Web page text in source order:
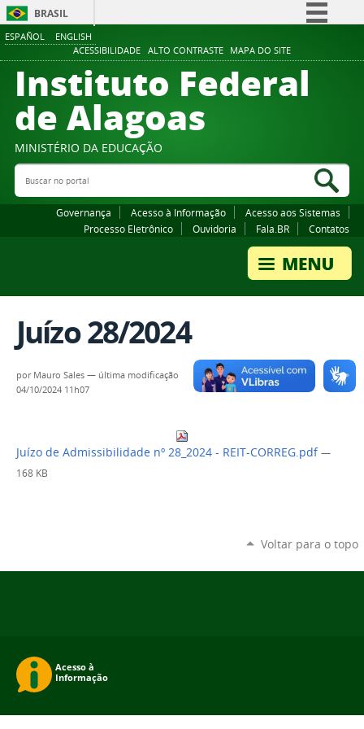
ESPAÑOL ENGLISH
ACESSIBILIDADE ALTO CONTRASTE MAPA DO SITE
BRASIL
Comunica BR
Participe
Canais
Instituto Federal
de Alagoas
MINISTÉRIO DA EDUCAÇÃO
Buscar no portal
Governança Acesso à Informação
Acesso aos Sistemas
Processo Eletrônico
Ouvidoria Fala.BR Contatos
Juízo 28/2024
por Mauro Sales — última modificação
04/10/2024 11h07
Juízo de Admissibilidade nº 28_2024 - REIT-CORREG.pdf —
168 KB
Voltar para o topo